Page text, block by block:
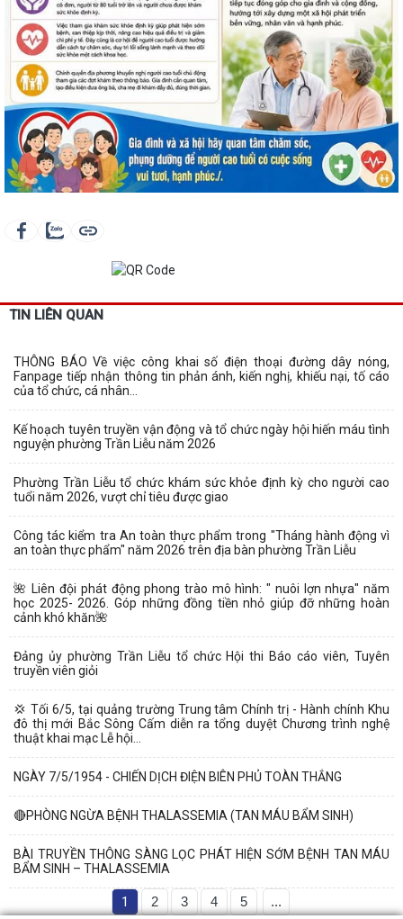
TIN LIÊN QUAN
THÔNG BÁO Về việc công khai số điện thoại đường dây nóng,
Fanpage tiếp nhận thông tin phản ánh, kiến nghị, khiếu nại, tố cáo
của tổ chức, cá nhân...
Kế hoạch tuyên truyền vận động và tổ chức ngày hội hiến máu tình
nguyện phường Trần Liễu năm 2026
Phường Trần Liễu tổ chức khám sức khỏe định kỳ cho người cao
tuổi năm 2026, vượt chỉ tiêu được giao
Công tác kiểm tra An toàn thực phẩm trong "Tháng hành động vì
an toàn thực phẩm" năm 2026 trên địa bàn phường Trần Liễu
🌺 Liên đội phát động phong trào mô hình: " nuôi lợn nhựa" năm
học 2025- 2026. Góp những đồng tiền nhỏ giúp đỡ những hoàn
cảnh khó khăn🌺
Đảng ủy phường Trần Liễu tổ chức Hội thi Báo cáo viên, Tuyên
truyền viên giỏi
💢 Tối 6/5, tại quảng trường Trung tâm Chính trị - Hành chính Khu
đô thị mới Bắc Sông Cấm diễn ra tổng duyệt Chương trình nghệ
thuật khai mạc Lễ hội...
NGÀY 7/5/1954 - CHIẾN DỊCH ĐIỆN BIÊN PHỦ TOÀN THẮNG
🔴PHÒNG NGỪA BỆNH THALASSEMIA (TAN MÁU BẨM SINH)
BÀI TRUYỀN THÔNG SÀNG LỌC PHÁT HIỆN SỚM BỆNH TAN MÁU
BẨM SINH – THALASSEMIA
1 2 3 4 5 ...